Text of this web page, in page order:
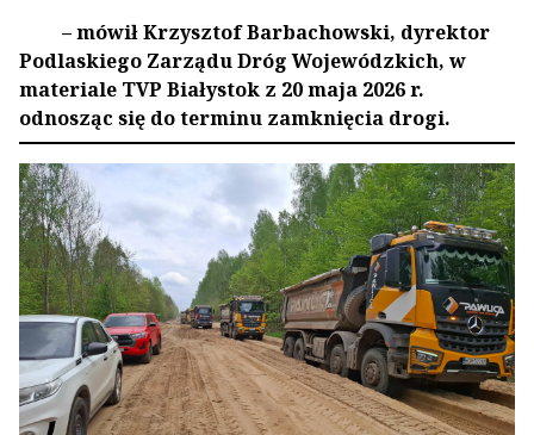
– mówił Krzysztof Barbachowski, dyrektor
Podlaskiego Zarządu Dróg Wojewódzkich, w
materiale TVP Białystok z 20 maja 2026 r.
odnosząc się do terminu zamknięcia drogi.